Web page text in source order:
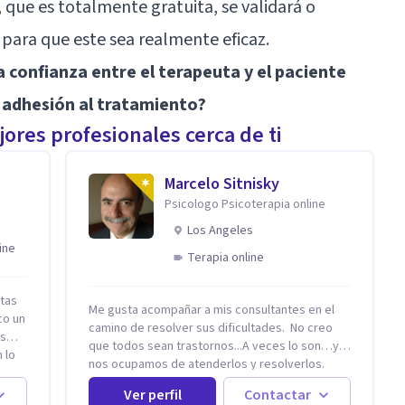
es totalmente gratuita, se validará o
que este sea realmente eficaz.
confianza entre el terapeuta y el paciente
adhesión al tratamiento?
profesionales cerca de ti
un
lo
Marcelo Sitnisky
Psicologo Psicoterapia online
Los Angeles
Terapia online
Me gusta acompañar a mis consultantes en el
camino de resolver sus dificultades. No creo
que todos sean trastornos...A veces lo son…y
nos ocupamos de atenderlos y resolverlos.
Generalmente es que nunca aprendimos cómo
se hace algo, como se resuelve una situación en
Ver perfil Contactar